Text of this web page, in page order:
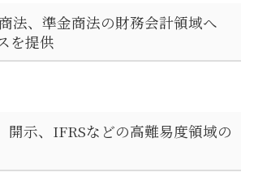
法、準金商法の財務会計領域へ
を提供
示、IFRSなどの高難易度領域の